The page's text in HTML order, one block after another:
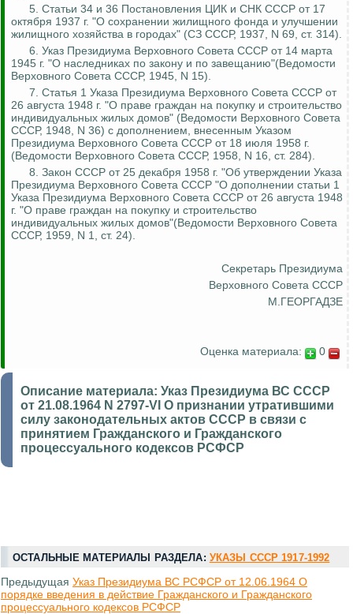
5. Статьи 34 и 36 Постановления ЦИК и СНК СССР от 17
октября 1937 г. "О сохранении жилищного фонда и улучшении
жилищного хозяйства в городах" (СЗ СССР, 1937, N 69, ст. 314).
6. Указ Президиума Верховного Совета СССР от 14 марта
1945 г. "О наследниках по закону и по завещанию"(Ведомости
Верховного Совета СССР, 1945, N 15).
7. Статья 1 Указа Президиума Верховного Совета СССР от
26 августа 1948 г. "О праве граждан на покупку и строительство
индивидуальных жилых домов" (Ведомости Верховного Совета
СССР, 1948, N 36) с дополнением, внесенным Указом
Президиума Верховного Совета СССР от 18 июля 1958 г.
(Ведомости Верховного Совета СССР, 1958, N 16, ст. 284).
8. Закон СССР от 25 декабря 1958 г. "Об утверждении Указа
Президиума Верховного Совета СССР "О дополнении статьи 1
Указа Президиума Верховного Совета СССР от 26 августа 1948
г. "О праве граждан на покупку и строительство
индивидуальных жилых домов"(Ведомости Верховного Совета
СССР, 1959, N 1, ст. 24).
Секретарь Президиума
Верховного Совета СССР
М.ГЕОРГАДЗЕ
Оценка материала: 0
Описание материала: Указ Президиума ВС СССР
от 21.08.1964 N 2797-VI О признании утратившими
силу законодательных актов СССР в связи с
принятием Гражданского и Гражданского
процессуального кодексов РСФСР
ОСТАЛЬНЫЕ МАТЕРИАЛЫ РАЗДЕЛА: УКАЗЫ СССР 1917-1992
Предыдущая Указ Президиума ВС РСФСР от 12.06.1964 О
порядке введения в действие Гражданского и Гражданского
процессуального кодексов РСФСР